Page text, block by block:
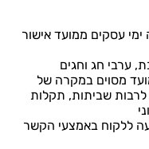
ימי עסקים ממועד אישור
מסוים במקרה של
שביתות, תקלות
ללקוח באמצעי הקשר